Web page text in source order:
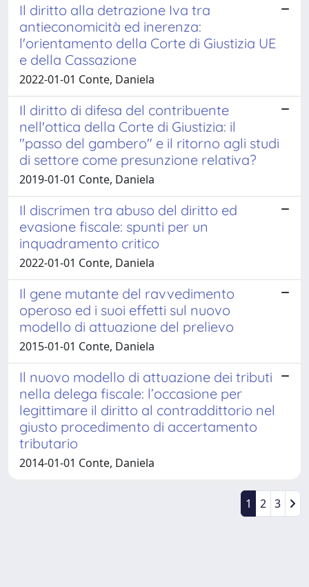
Il diritto alla detrazione Iva tra
antieconomicità ed inerenza:
l'orientamento della Corte di Giustizia UE
e della Cassazione
2022-01-01 Conte, Daniela
Il diritto di difesa del contribuente
nell'ottica della Corte di Giustizia: il
"passo del gambero" e il ritorno agli studi
di settore come presunzione relativa?
2019-01-01 Conte, Daniela
Il discrimen tra abuso del diritto ed
evasione fiscale: spunti per un
inquadramento critico
2022-01-01 Conte, Daniela
Il gene mutante del ravvedimento
operoso ed i suoi effetti sul nuovo
modello di attuazione del prelievo
2015-01-01 Conte, Daniela
Il nuovo modello di attuazione dei tributi
nella delega fiscale: l’occasione per
legittimare il diritto al contraddittorio nel
giusto procedimento di accertamento
tributario
2014-01-01 Conte, Daniela
1 2 3